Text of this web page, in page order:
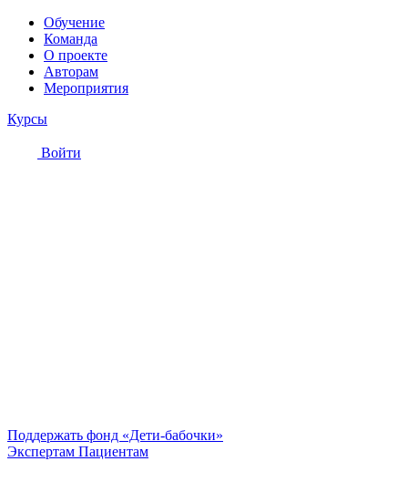
Обучение
Команда
О проекте
Авторам
Мероприятия
Курсы
Войти
Поддержать фонд «Дети-бабочки»
Экспертам Пациентам